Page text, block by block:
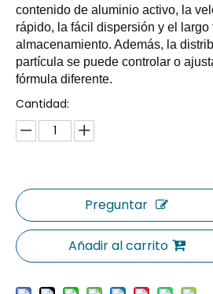
contenido de aluminio activo, la
rápido, la fácil dispersión y el largo
almacenamiento. Además, la
partícula se puede controlar o
fórmula diferente.
Cantidad:
Preguntar
Añadir al carrito